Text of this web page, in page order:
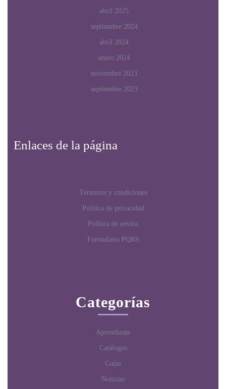
abril 2025
septiembre 2024
abril 2024
enero 2024
noviembre 2023
septiembre 2023
Enlaces de la página
Términos y condiciones
Política de privacidad
Política de envíos
Formulario PQRS
Categorías
Aprendizaje
Catálogos
Guías
Noticias